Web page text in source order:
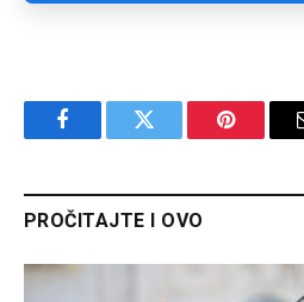
FacebookTwitter Pinterest
PROČITAJTE I OVO